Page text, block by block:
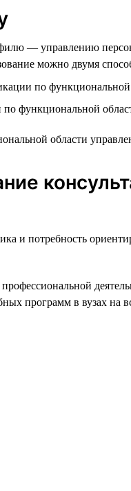
— управлению
можно двумя
по функциональной
функциональной
области
и потребность
программ в вузах на